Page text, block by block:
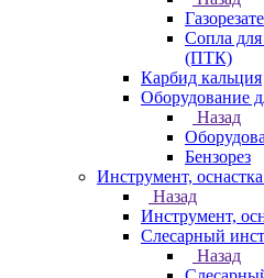
Сопла
(ПТК)
Карбид кальция
Оборудование
Назад
Бензорез
Инструмент, оснастка
Назад
Инструмент,
Слесарный
Назад